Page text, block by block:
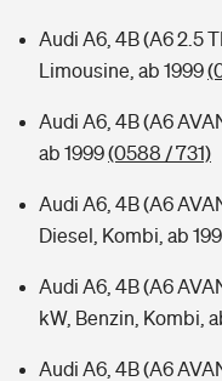
Audi A6, 4B (A6 2.5
Limousine, ab 1999
Audi A6, 4B (A6
ab 1999(0588 / 731)
Audi A6, 4B (A6
Diesel, Kombi, ab
Audi A6, 4B (A6
kW, Benzin, Kombi,
Audi A6, 4B (A6